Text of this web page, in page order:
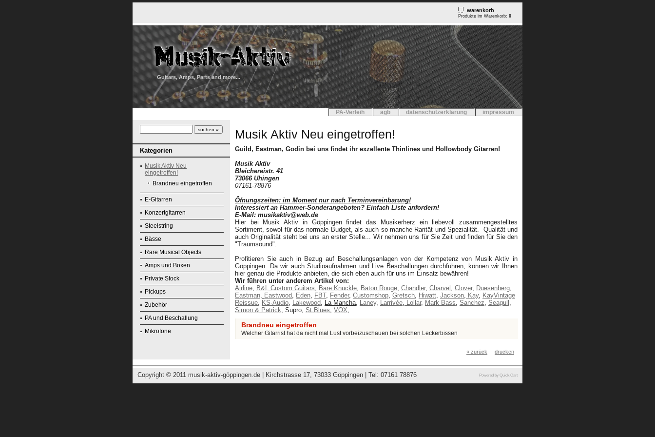
warenkorb
Produkte im Warenkorb: 0
Guitars, Amps, Parts and more...
PA-Verleih agb datenschutzerklärung impressum
Kategorien
Musik Aktiv Neu
eingetroffen!
Brandneu eingetroffen
E-Gitarren
Konzertgitarren
Steelstring
Bässe
Rare Musical Objects
Amps und Boxen
Private Stock
Pickups
Zubehör
PA und Beschallung
Mikrofone
Musik Aktiv Neu eingetroffen!
Guild, Eastman, Godin bei uns findet ihr exzellente Thinlines und Hollowbody Gitarren!
Musik Aktiv
Bleichereistr. 41
73066 Uhingen
07161-78876
Öfnungszeiten: im Moment nur nach Terminvereinbarung!
Interessiert an Hammer-Sonderangeboten? Einfach Liste anfordern!
E-Mail: musikaktiv@web.de
Hier bei Musik Aktiv in Göppingen findet das Musikerherz ein liebevoll zusammengestelltes
Sortiment, sowol für das normale Budget, als auch so manche Rarität und Spezialität. Qualität und
auch Originalität steht bei uns an erster Stelle... Wir nehmen uns für Sie Zeit und finden für Sie den
"Traumsound".
Profitieren Sie auch in Bezug auf Beschallungsanlagen von der Kompetenz von Musik Aktiv in
Göppingen. Da wir auch Studioaufnahmen und Live Beschallungen durchführen, können wir Ihnen
hier genau die Produkte anbieten, die sich eben auch für uns im Einsatz bewähren!
Wir führen unter anderem Artikel von:
Airline, B&L Custom Guitars, Bare Knuckl e, Baton Rouge, Chandler, Charvel , Clover, Duesenberg,
Eastman, Eastwood, Eden, FBT, Fender, Customshop, Gretsch, Hiwatt, Jackson, Kay, KayVintage
Reissue, KS-Audio, Lakewood, La Mancha, Laney, Larrivée, Lollar, Mark Bass, Sanchez, Seagull ,
Simon & Patrick, Supro, St.Blues, VOX,
Brandneu eingetroffen
Welcher Gitarrist hat da nicht mal Lust vorbeizuschauen bei solchen Leckerbissen
drucken
« zurück
Copyright © 2011 musik-aktiv-göppingen.de | Kirchstrasse 17, 73033 Göppingen | Tel: 07161 78876 Powered by Quick.Cart